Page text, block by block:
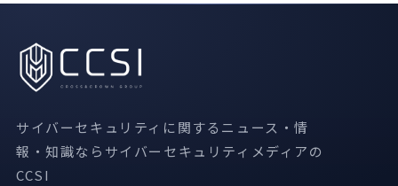
サイバーセキュリティに関するニュース・情
報・知識ならサイバーセキュリティメディアの
CCSI